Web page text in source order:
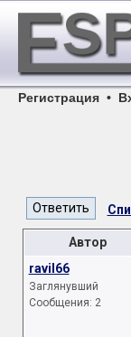
Регистрация •
Автор
ravil66
Заглянувший
Сообщения: 2